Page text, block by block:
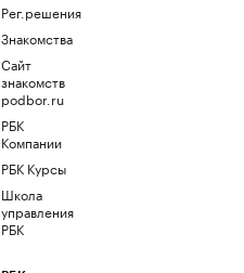
Рег.решения
Знакомства
Сайт
знакомств
podbor.ru
РБК
Компании
РБК Курсы
Школа
управления
РБК